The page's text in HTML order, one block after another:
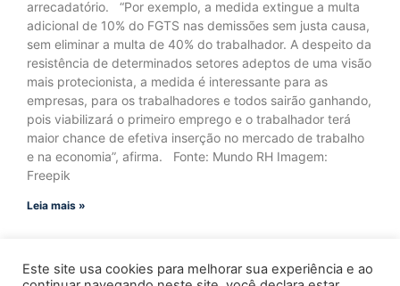
arrecadatório. “Por exemplo, a medida extingue a multa
adicional de 10% do FGTS nas demissões sem justa causa,
sem eliminar a multa de 40% do trabalhador. A despeito da
resistência de determinados setores adeptos de uma visão
mais protecionista, a medida é interessante para as
empresas, para os trabalhadores e todos sairão ganhando,
pois viabilizará o primeiro emprego e o trabalhador terá
maior chance de efetiva inserção no mercado de trabalho
e na economia”, afirma. Fonte: Mundo RH Imagem:
Freepik
Leia mais »
Este site usa cookies para melhorar sua experiência e ao